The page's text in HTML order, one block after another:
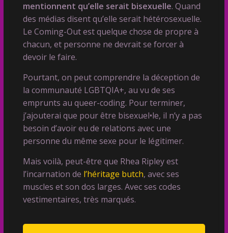
mentionnent qu’elle serait bisexuelle. Quand
des médias disent qu’elle serait hétérosexuelle.
Le Coming-Out est quelque chose de propre à
chacun, et personne ne devrait se forcer à
devoir le faire.
Pourtant, on peut comprendre la déception de
la communauté LGBTQIA+, au vu de ses
emprunts au queer-coding. Pour terminer,
j’ajouterai que pour être bisexuel•le, il n’y a pas
besoin d’avoir eu de relations avec une
personne du même sexe pour le légitimer.
Mais voilà, peut-être que Rhea Ripley est
l’incarnation de l’héritage butch, avec ses
muscles et son dos larges. Avec ses codes
vestimentaires, très marqués.